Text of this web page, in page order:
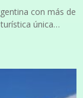
con más de
única…